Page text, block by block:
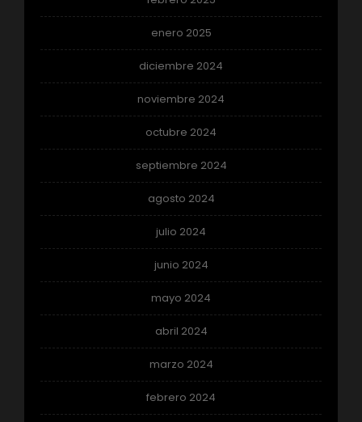
enero 2025
diciembre 2024
noviembre 2024
octubre 2024
septiembre 2024
agosto 2024
julio 2024
junio 2024
mayo 2024
abril 2024
marzo 2024
febrero 2024